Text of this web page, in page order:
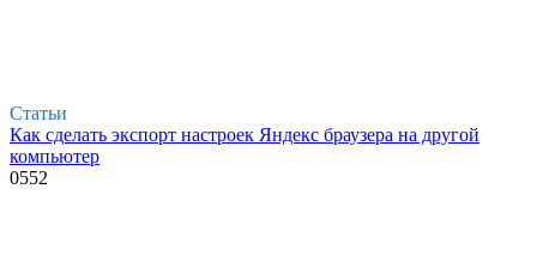
Статьи
Как сделать экспорт настроек Яндекс браузера на другой
компьютер
0552